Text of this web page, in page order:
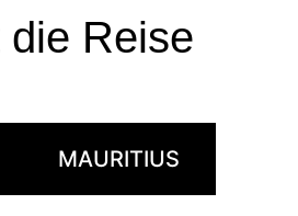
die Reise
MAURITIUS